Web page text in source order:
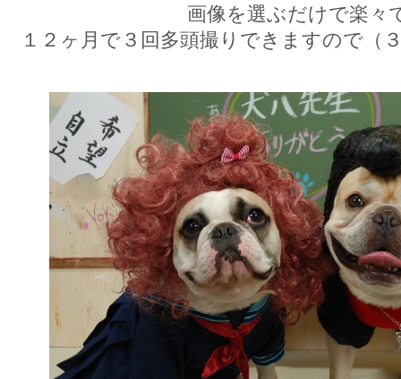
画像を選ぶだけで楽々
１２ヶ月で３回多頭撮りできますので（